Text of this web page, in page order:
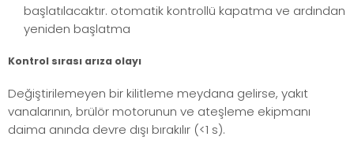
başlatılacaktır. otomatik kontrollü kapatma ve ardından
yeniden başlatma
Kontrol sırası arıza olayı
Değiştirilemeyen bir kilitleme meydana gelirse, yakıt
vanalarının, brülör motorunun ve ateşleme ekipmanı
daima anında devre dışı bırakılır (<1 s).